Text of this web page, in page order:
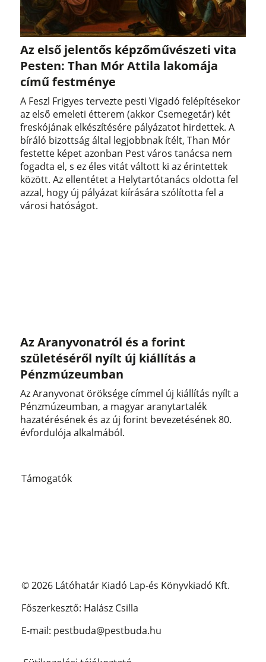
Az első jelentős képzőművészeti vita
Pesten: Than Mór Attila lakomája
című festménye
A Feszl Frigyes tervezte pesti Vigadó felépítésekor
az első emeleti étterem (akkor Csemegetár) két
freskójának elkészítésére pályázatot hirdettek. A
bíráló bizottság által legjobbnak ítélt, Than Mór
festette képet azonban Pest város tanácsa nem
fogadta el, s ez éles vitát váltott ki az érintettek
között. Az ellentétet a Helytartótanács oldotta fel
azzal, hogy új pályázat kiírására szólította fel a
városi hatóságot.
Az Aranyvonatról és a forint
születéséről nyílt új kiállítás a
Pénzmúzeumban
Az Aranyvonat öröksége címmel új kiállítás nyílt a
Pénzmúzeumban, a magyar aranytartalék
hazatérésének és az új forint bevezetésének 80.
évfordulója alkalmából.
Támogatók
© 2026 Látóhatár Kiadó Lap-és Könyvkiadó Kft.
Főszerkesztő: Halász Csilla
E-mail: pestbuda@pestbuda.hu